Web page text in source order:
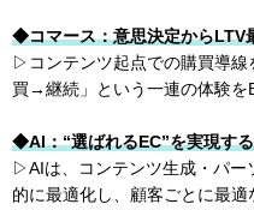
◆コマース：意思決定からLTV
▷コンテンツ起点での購買導
買→継続」という一連の体験を
◆AI：“選ばれるEC”を実現す
▷AIは、コンテンツ生成・パー
的に最適化し、顧客ごとに最